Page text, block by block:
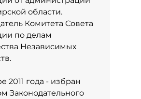
области.
Комитета Совета
по делам
Независимых
2011 года - избран
Законодательного